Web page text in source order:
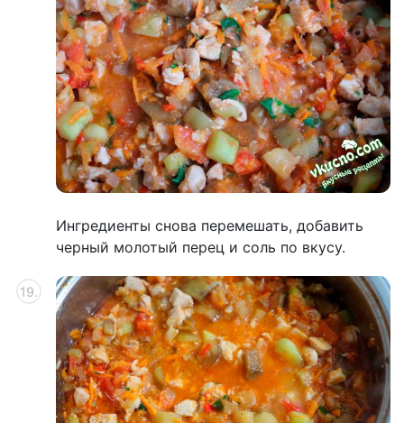
Ингредиенты снова перемешать, добавить
черный молотый перец и соль по вкусу.